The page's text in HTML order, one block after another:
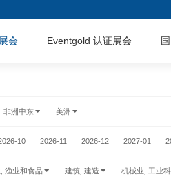
会 Eventgold 认证展会
非洲中东 美洲
10 2026-11 2026-12 2027-01
渔业和食品 建筑, 建造 机械业, 工业